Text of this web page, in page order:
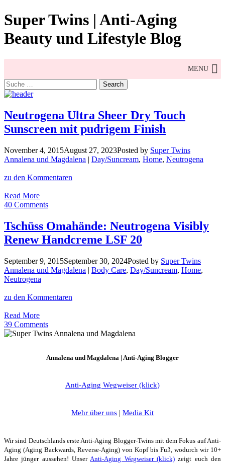
Skip
to
content
Super Twins | Anti-Aging
Beauty und Lifestyle Blog
MENU
Search
for:
Neutrogena Ultra Sheer Dry Touch
Sunscreen mit pudrigem Finish
November 4, 2015August 27, 2023Posted by Super Twins
Annalena und Magdalena | Day/Suncream, Home, Neutrogena
zu den Kommentaren
Read MoreNeutrogena
Ultra
Dry
Touch
Sunscreen
pudrigem
Finish
40 Comments
Tschüss Omahände: Neutrogena Visibly
Renew Handcreme LSF 20
September 9, 2015September 30, 2024Posted by Super Twins
Annalena und Magdalena | Body Care, Day/Suncream, Home,
Neutrogena
zu den Kommentaren
Read MoreTschüss
Omahände:
Neutrogena
Handcreme
39 Comments
Annalena und Magdalena | Anti-Aging Blogger
Anti-Aging Wegweiser (klick)
Mehr über uns | Media Kit
Wir sind Deutschlands erste Anti-Aging Blogger-Twins mit dem Fokus auf Anti-
Aging (Aging Backwards, Reverse-Aging) von Kopf bis Fuß, wodurch wir 10+
Jahre jünger aussehen! Unser Anti-Aging Wegweiser (klick) zeigt euch den